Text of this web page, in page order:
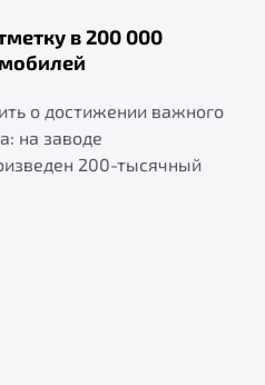
в 200 000
о достижении важного
на заводе
200-тысячный